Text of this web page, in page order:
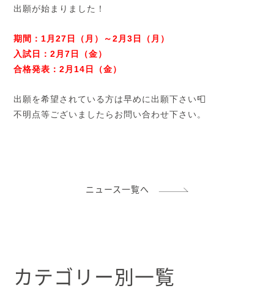
出願が始まりました！
期間：1月27日（月）～2月3日（月）
入試日：2月7日（金）
合格発表：2月14日（金）
出願を希望されている方は早めに出願下さい📮
不明点等ございましたらお問い合わせ下さい。
ニュース一覧へ
カテゴリー別一覧